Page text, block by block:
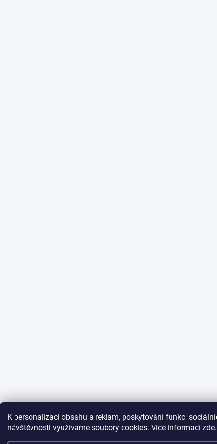
K personalizaci obsahu a reklam, poskytování funkcí
návštěvnosti využíváme soubory cookies. Více informací zde.